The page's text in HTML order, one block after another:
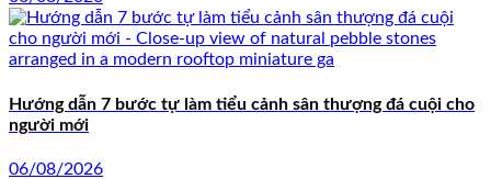
Hướng dẫn 7 bước tự làm tiểu cảnh sân thượng đá cuội cho
người mới
06/08/2026